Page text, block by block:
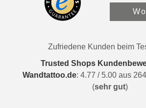
Zufriedene Kunden beim
Trusted Shops
Wandtattoo.de: 4.77 / 5.00 aus 264
(sehr gut)